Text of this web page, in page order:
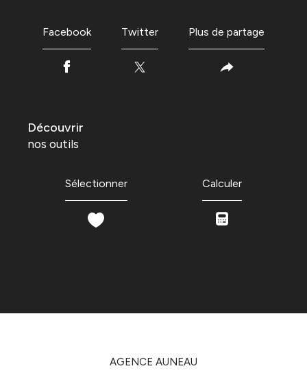
Facebook Twitter Plus de partage
découvrir
nos outils
Sélectionner Calculer
AGENCE AUNEAU